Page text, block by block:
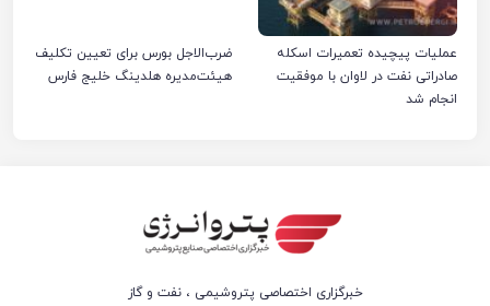
عملیات پیچیده تعمیرات اسکله
صادراتی نفت در لاوان با موفقیت
انجام شد
ضرب‌الاجل بورس برای تعیین تکلیف
هیئت‌مدیره هلدینگ خلیج فارس
خبرگزاری اختصاصی پتروشیمی ، نفت و گاز